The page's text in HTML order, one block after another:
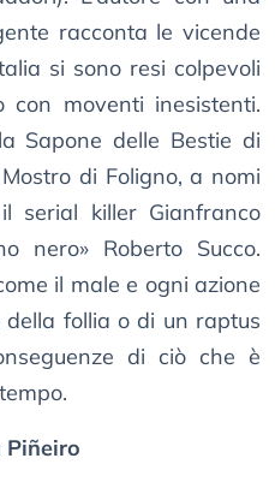
racconta le vicende
si sono resi colpevoli
moventi inesistenti.
Sapone delle Bestie di
di Foligno, a nomi
serial killer Gianfranco
nero» Roberto Succo.
il male e ogni azione
follia o di un raptus
di ciò che è
Piñeiro